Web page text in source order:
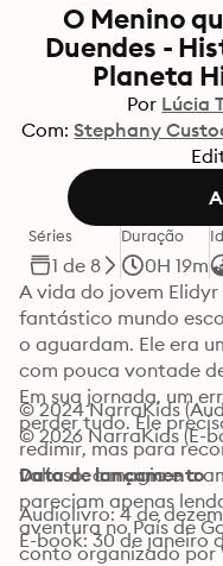
O Menino
Duendes -
Planeta
Por Lúcia
Com: Stephany
Séries
1 de 8
Duração
0H 19m
A vida do jovem
fantástico mundo
o aguardam. Ele era
com pouca vontade
Em sua jornada, um
perder tudo. Ele
redimir, mas para
valioso: a magia e a
pareciam apenas
aventura no País de
conto organizado por
© 2024 NarraKids
© 2026 NarraKids (E-
Data de lançamento
Audiolivro: 4 de
E-book: 30 de janeiro